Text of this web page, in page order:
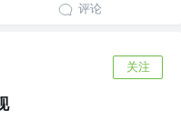
评论
关注